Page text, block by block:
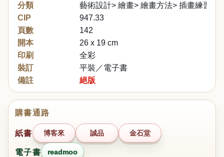
分類
藝術設計> 繪畫> 繪畫方法> 插畫練習
CIP
947.33
頁數
142
開本
26 x 19 cm
印刷
全彩
裝訂
平裝／電子書
備註
絕版
購書通路
紙書 博客來 誠品 金石堂
電子書 readmoo